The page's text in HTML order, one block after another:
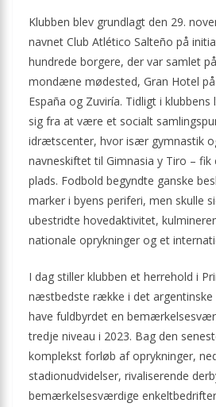
Klubben blev grundlagt den 29.
navnet Club Atlético Salteño på
hundrede borgere, der var samlet
mondæne mødested, Gran Hotel
España og Zuviría. Tidligt i klubbens
sig fra at være et socialt
idræts­center, hvor især gymnastik
navne­skiftet til Gimnasia y Tiro –
plads. Fodbold begyndte ganske
marker i byens periferi, men skulle
ubestridte hovedaktivitet,
nationale oprykninger og et
I dag stiller klubben et herrehold i
næstbedste række i det
have fuldbyrdet en
tredje niveau i 2023. Bag den
komplekst forløb af oprykninger,
stadionudvidelser, rivaliserende
bemærkelses­værdige